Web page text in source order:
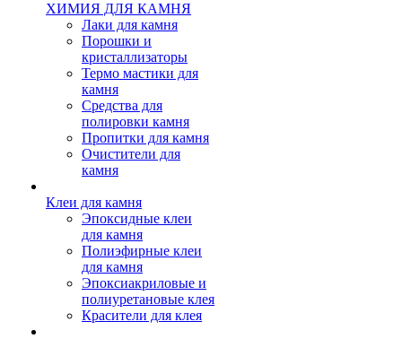
ХИМИЯ ДЛЯ КАМНЯ
Лаки для камня
Порошки и
кристаллизаторы
Термо мастики для
камня
Средства для
полировки камня
Пропитки для камня
Очистители для
камня
Клеи для камня
Эпоксидные клеи
для камня
Полиэфирные клеи
для камня
Эпоксиакриловые и
полиуретановые клея
Красители для клея